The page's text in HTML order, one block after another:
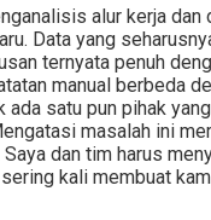
alur kerja dan
Data yang
ternyata penuh
manual berbeda
ada satu pun pihak
masalah ini
dan tim harus
kali membuat